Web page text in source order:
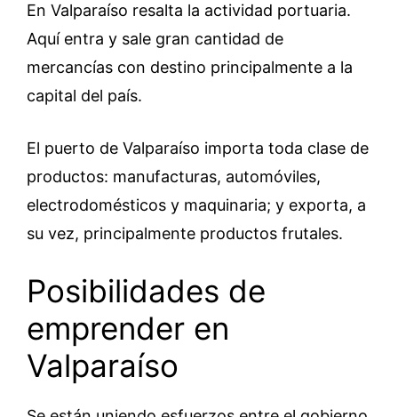
En Valparaíso resalta la actividad portuaria.
Aquí entra y sale gran cantidad de
mercancías con destino principalmente a la
capital del país.
El puerto de Valparaíso importa toda clase de
productos: manufacturas, automóviles,
electrodomésticos y maquinaria; y exporta, a
su vez, principalmente productos frutales.
Posibilidades de
emprender en
Valparaíso